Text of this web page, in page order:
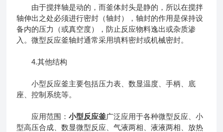
由于搅拌轴是动的，而釜体封头是静的，所以在搅拌
轴伸出之处必须进行密封（轴封），轴封的作用是保持设
备内的压力（或真空度），防止反应物料逸出或杂质渗
入。微型反应釜轴封通常采用填料密封或机械密封。
4.其他结构
小型反应釜主要包括压力表、数显温度、手柄、底
座、控制系统等。
应用范围：小型反应釜广泛应用于各种微型反应、小
型高压合成、数显微型反应、气液两相、液液两相、放热